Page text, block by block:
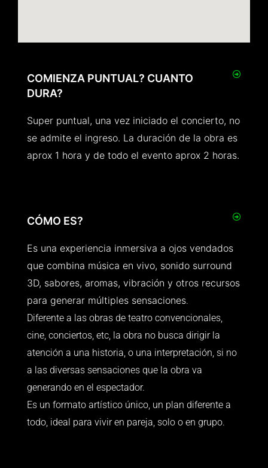
COMIENZA PUNTUAL? CUANTO
DURA?
Super puntual, una vez iniciado el concierto, no
se admite el ingreso. La duración de la obra es
aprox 1 hora y de todo el evento aprox 2 horas.
CÓMO ES?
Es una experiencia inmersiva a ojos vendados
que combina música en vivo, sonido surround
3D, sabores, aromas, vibración y otros recursos
para generar múltiples sensaciones.
Diferente a las obras de teatro convencionales,
cine, conciertos, etc, la obra no busca dirigir la
atención a una historia, o una interpretación, si no
a las diversas sensaciones que la obra va
generando en el espectador.
Es un formato artístico único, un plan diferente a
todo, ideal para vivir en pareja, solo o en grupo.